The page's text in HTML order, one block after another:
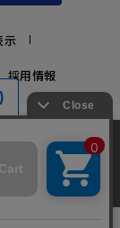
示
採用情報
ンナップでご紹介！
カー直営ストア
承諾する